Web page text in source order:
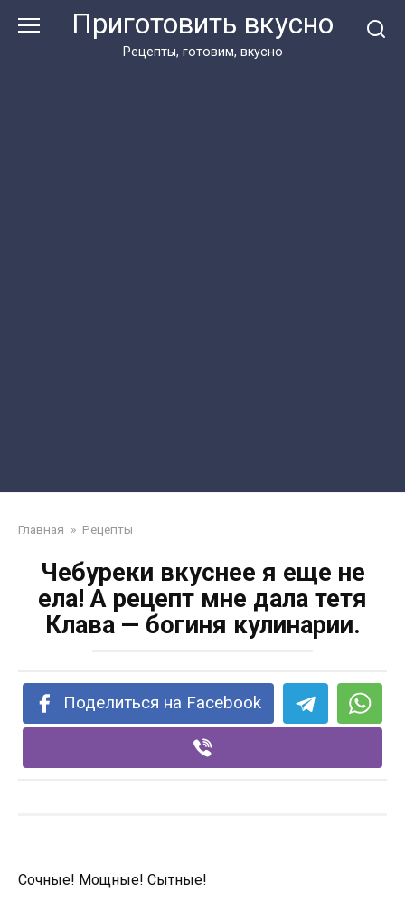
Приготовить вкусно
Рецепты, готовим, вкусно
Главная » Рецепты
Чебуреки вкуснее я еще не
ела! А рецепт мне дала тетя
Клава — богиня кулинарии.
Поделиться на Facebook
Сочные! Мощные! Сытные!